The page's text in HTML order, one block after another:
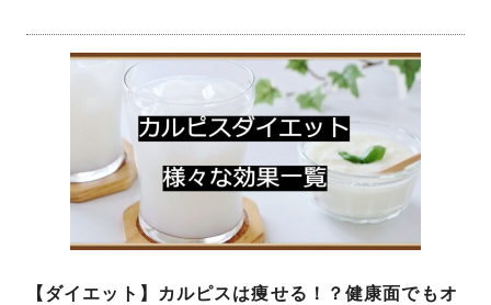
【ダイエット】カルピスは痩せる！？健康面でもオ